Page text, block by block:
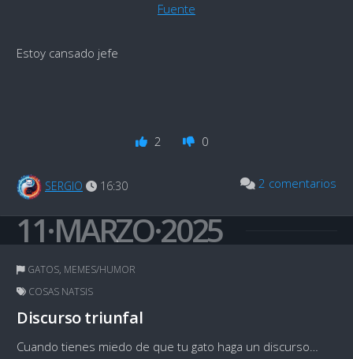
Fuente
Estoy cansado jefe
2 0
SERGIO 16:30 2 comentarios
11·MARZO·2025
GATOS, MEMES/HUMOR
COSAS NATSIS
Discurso triunfal
Cuando tienes miedo de que tu gato haga un discurso…